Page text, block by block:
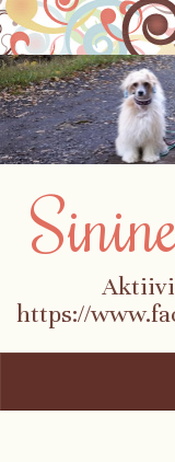
https://